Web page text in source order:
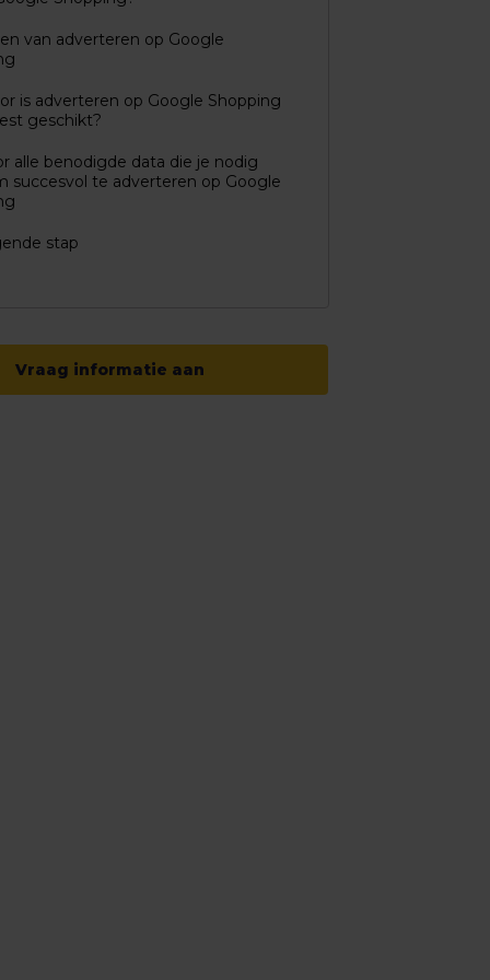
van adverteren op Google
is adverteren op Google Shopping
geschikt?
alle benodigde data die je nodig
succesvol te adverteren op Google
stap
Vraag informatie aan